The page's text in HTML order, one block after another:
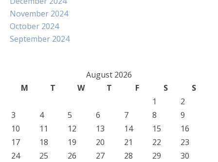
November 2024
October 2024
September 2024
August 2026
M
T W T F S
S
1
2
3
4 5 6 7 8
9
10
11 12 13 14 15
16
17
18 19 20 21 22
23
24
25 26 27 28 29
30